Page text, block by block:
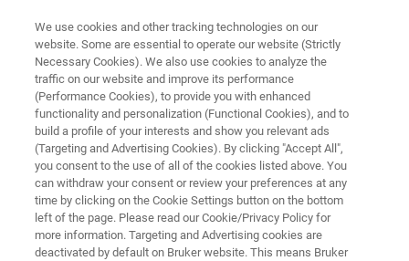
WEBINAR - 2022
仪器设备选型百家网络论坛
联系我们
We use cookies and other tracking technologies on our
website. Some are essential to operate our website (Strictly
Necessary Cookies). We also use cookies to analyze the
traffic on our website and improve its performance
(Performance Cookies), to provide you with enhanced
functionality and personalization (Functional Cookies), and to
build a profile of your interests and show you relevant ads
(Targeting and Advertising Cookies). By clicking "Accept All",
you consent to the use of all of the cookies listed above. You
can withdraw your consent or review your preferences at any
time by clicking on the Cookie Settings button on the bottom
left of the page. Please read our Cookie/Privacy Policy for
more information. Targeting and Advertising cookies are
deactivated by default on Bruker website. This means Bruker